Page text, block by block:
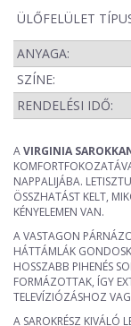
ÜLŐFELÜLET
ANYAGA:
SZÍNE:
RENDELÉSI IDŐ:
AVIRGINIA
NAPPALIJÁBA.
ÖSSZHATÁST KELT,
KÉNYELEMEN VAN.
A VASTAGON
HÁTTÁMLÁK
HOSSZABB PIHENÉS
FORMÁZOTTAK, ÍGY
TELEVÍZIÓZÁSHOZ
A SAROKRÉSZ KIVÁLÓ